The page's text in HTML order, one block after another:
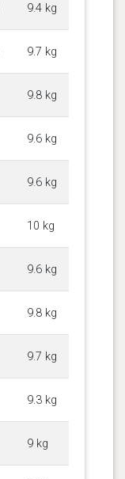
9.4 kg
9.7 kg
9.8 kg
9.6 kg
9.6 kg
10 kg
9.6 kg
9.8 kg
9.7 kg
9.3 kg
9 kg